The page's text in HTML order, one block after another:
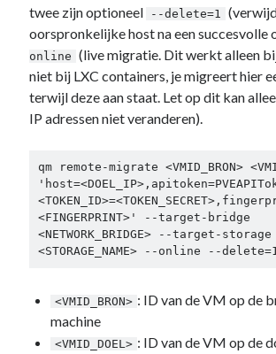
twee zijn optioneel
--delete=1
oorspronkelijke host na een succesvolle
online (live migratie. Dit werkt alleen
niet bij LXC containers, je migreert hier
terwijl deze aan staat. Let op dit kan
IP adressen niet veranderen).
qm remote-migrate <VMID_BRON>
<FINGERPRINT>' --target-bridge
<NETWORK_BRIDGE> --target-storage
<STORAGE_NAME> --online --
<VMID_BRON> : ID van de VM op de
machine
<VMID_DOEL> : ID van de VM op de